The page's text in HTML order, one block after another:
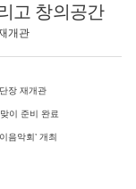
고 창의공간
개관
장 재개관
이 준비 완료
음악회’ 개최